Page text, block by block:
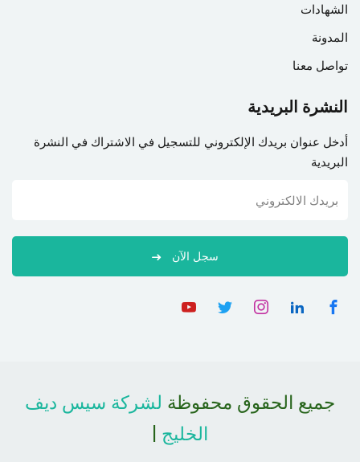
الشهادات
المدونة
تواصل معنا
النشرة البريدية
أدخل عنوان بريدك الإلكتروني للتسجيل في الاشتراك في النشرة
البريدية
سجل الآن
جميع الحقوق محفوظة لشركة سيس ديف
الخليج |